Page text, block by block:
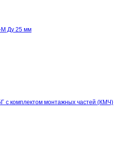
М Ду 25 мм
с комплектом монтажных частей (КМЧ)